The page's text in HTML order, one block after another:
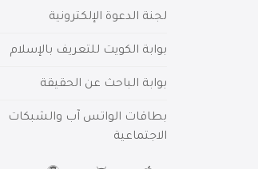
لجنة الدعوة الإلكترونية
بوابة الكويت للتعريف بالإسلام
بوابة الباحث عن الحقيقة
بطاقات الواتس آب والشبكات
الاجتماعية